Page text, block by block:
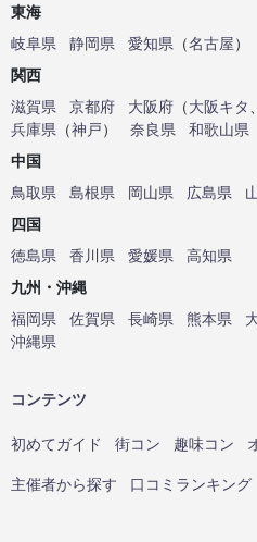
東海
岐阜県
静岡県 愛知県 （名古屋）
関西
滋賀県
京都府 大阪府 （大阪キタ
兵庫県 （神戸） 奈良県
和歌山県
中国
鳥取県
島根県 岡山県 広島県
四国
徳島県
香川県 愛媛県
高知県
九州・沖縄
福岡県
佐賀県 長崎県 熊本県
沖縄県
コンテンツ
初めてガイド 街コン 趣味コン
主催者から探す 口コミランキング